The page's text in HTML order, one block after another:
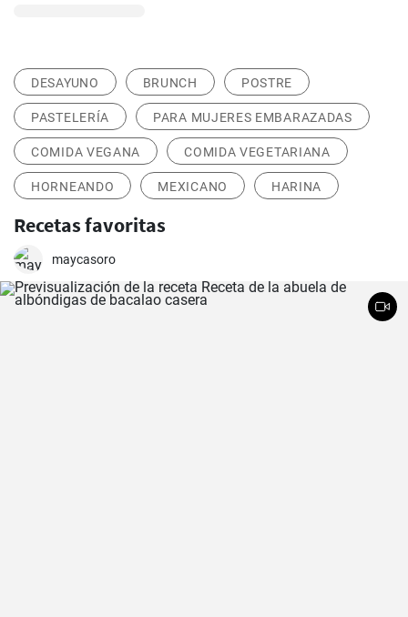
DESAYUNO BRUNCH POSTRE
PASTELERÍA PARA MUJERES EMBARAZADAS
COMIDA VEGANA COMIDA VEGETARIANA
HORNEANDO MEXICANO HARINA
Recetas favoritas
maycasoro